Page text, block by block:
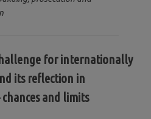
for internationally
its reflection in
and limits